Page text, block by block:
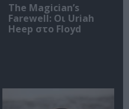
The Magician’s
Farewell: Οι Uriah
Heep στο Floyd